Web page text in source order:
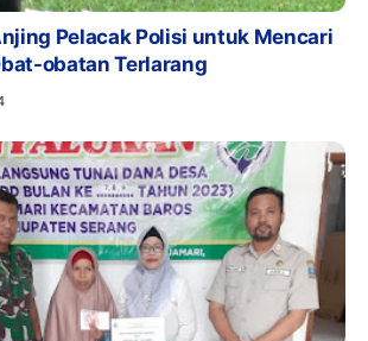
Pelacak Polisi untuk Mencari
obatan Terlarang